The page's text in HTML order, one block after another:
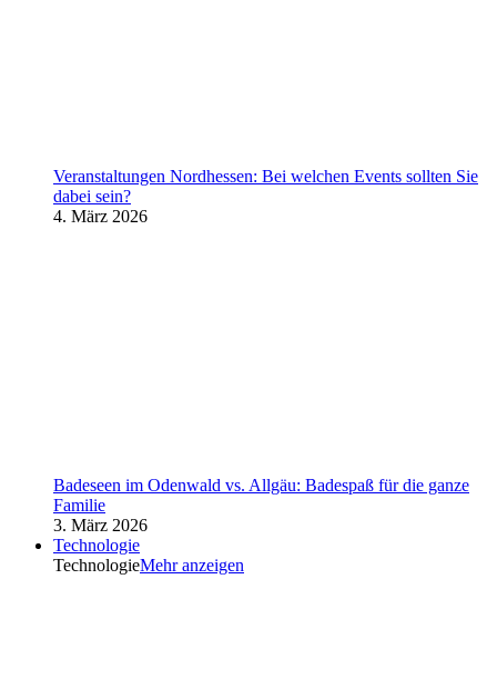
Veranstaltungen Nordhessen: Bei welchen Events sollten Sie
dabei sein?
4. März 2026
Badeseen im Odenwald vs. Allgäu: Badespaß für die ganze
Familie
3. März 2026
Technologie
TechnologieMehr anzeigen